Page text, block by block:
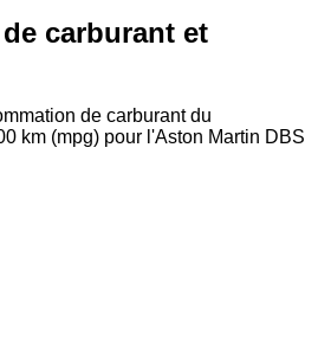
carburant et
de carburant du
km (mpg) pour l'Aston Martin DBS